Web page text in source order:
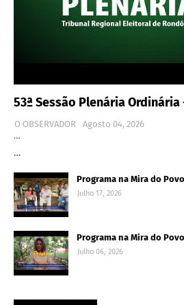
53ª Sessão Plenária
O OBSERVADOR
Agosto 04, 2026
…
…
Programa na Mira do
Julho 17, 2026
Programa na Mira do
Julho 06, 2026